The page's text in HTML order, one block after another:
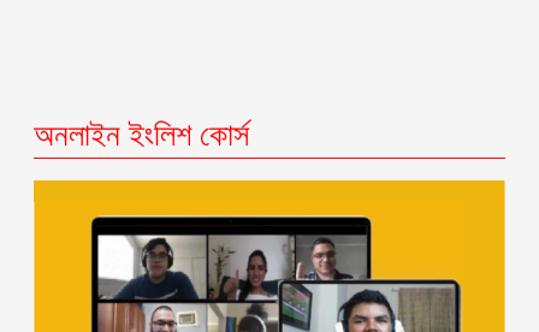
অনলাইন ইংলিশ কোর্স